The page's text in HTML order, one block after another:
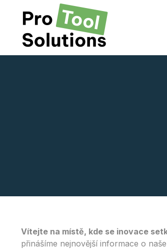
Vítejte na místě, kde se inovace
přinášíme nejnovější informace o